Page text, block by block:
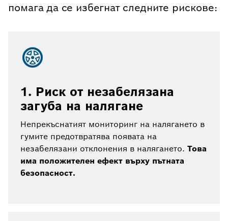
помага да се избегнат следните рискове:
1. Риск от незабелязана
загуба на налягане
Непрекъснатият мониторинг на налягането в
гумите предотвратява появата на
незабелязани отклонения в налягането. Това
има положителен ефект върху пътната
безопасност.